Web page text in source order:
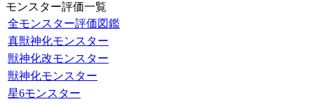
モンスター評価一覧
全モンスター評価図鑑
真獣神化モンスター
獣神化改モンスター
獣神化モンスター
星6モンスター